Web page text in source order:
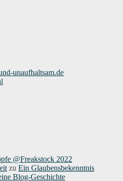
unaufhaltsam.de
@Freakstock 2022
zu Ein Glaubensbekenntnis
Blog-Geschichte